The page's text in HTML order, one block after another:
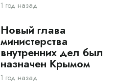
1 год назад
Новый глава
министерства
внутренних дел был
назначен Крымом
1 год назад